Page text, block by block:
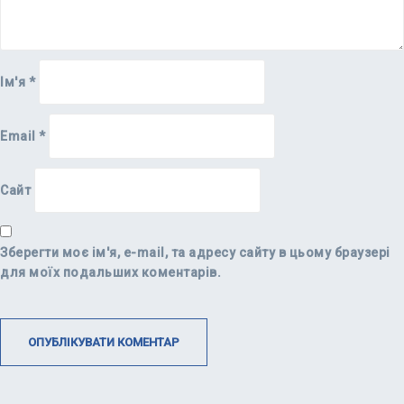
Ім'я *
Email *
Сайт
Зберегти моє ім'я, e-mail, та адресу сайту в цьому браузері
для моїх подальших коментарів.